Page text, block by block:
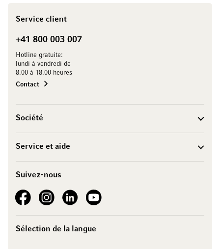
Service client
+41 800 003 007
Hotline gratuite:
lundi à vendredi de
8.00 à 18.00 heures
Contact
Société
Service et aide
Suivez-nous
See our FacebookSee our Instagram account
See our LinkedInSee our YouTube channel
Sélection de la langue